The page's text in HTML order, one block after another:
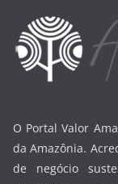
O Portal Valor
da Amazônia.
de negócio